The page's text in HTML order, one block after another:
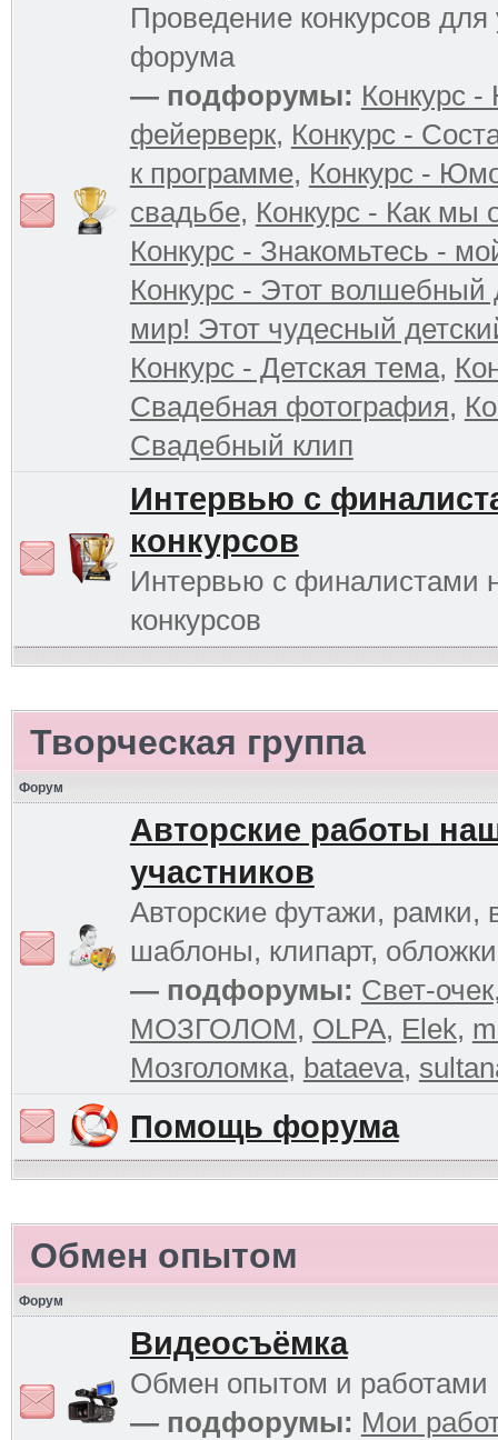
Проведение конкурсов для
форума
— подфорумы: Конкурс
фейерверк, Конкурс -
к программе, Конкурс -
свадьбе, Конкурс - Как мы
Конкурс - Знакомьтесь -
Конкурс - Этот волшебный
мир! Этот чудесный
Конкурс - Детская тема,
Свадебная фотография,
Свадебный клип
Интервью с
конкурсов
Интервью с финалистами
конкурсов
Творческая группа
Форум
Авторские работы
участников
Авторские футажи, рамки,
шаблоны, клипарт,
— подфорумы: Свет-очек
МОЗГОЛОМ, OLPA, Elek,
Мозголомка, bataeva,
Помощь форума
Обмен опытом
Форум
Видеосъёмка
Обмен опытом и работами
— подфорумы: Мои